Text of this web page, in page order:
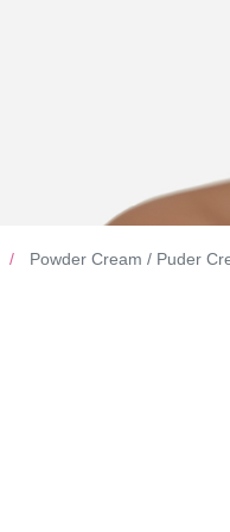
Powder Cream / Puder